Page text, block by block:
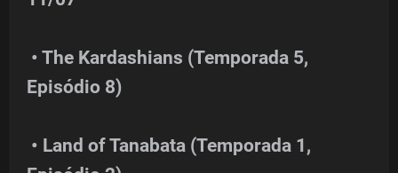
• The Kardashians (Temporada 5,
Episódio 8)
• Land of Tanabata (Temporada 1,